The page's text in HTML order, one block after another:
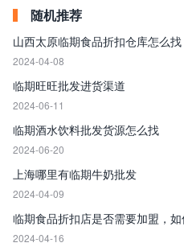
随机推荐
山西太原临期食品折扣仓库怎么找
2024-04-08
临期旺旺批发进货渠道
2024-06-11
临期酒水饮料批发货源怎么找
2024-06-20
上海哪里有临期牛奶批发
2024-04-09
临期食品折扣店是否需要加盟，
2024-04-16